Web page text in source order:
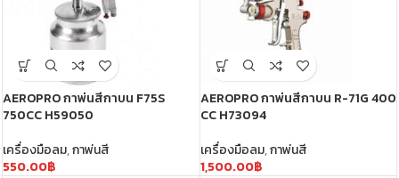
AEROPRO กาพ่นสีกาบน F75S
750CC H59050
เครื่องมือลม,กาพ่นสี
550.00฿
AEROPRO กาพ่นสีกาบน R-71G 400
CC H73094
เครื่องมือลม,กาพ่นสี
1,500.00฿